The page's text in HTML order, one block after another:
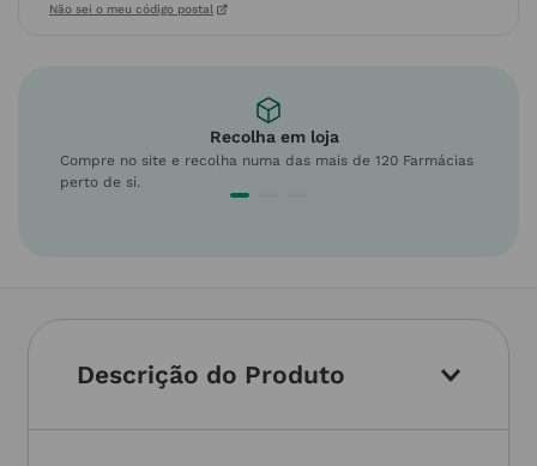
Não sei o meu código postal
Recolha em loja
Compre no site e recolha numa das mais de 120 Farmácias
perto de si.
Descrição do Produto